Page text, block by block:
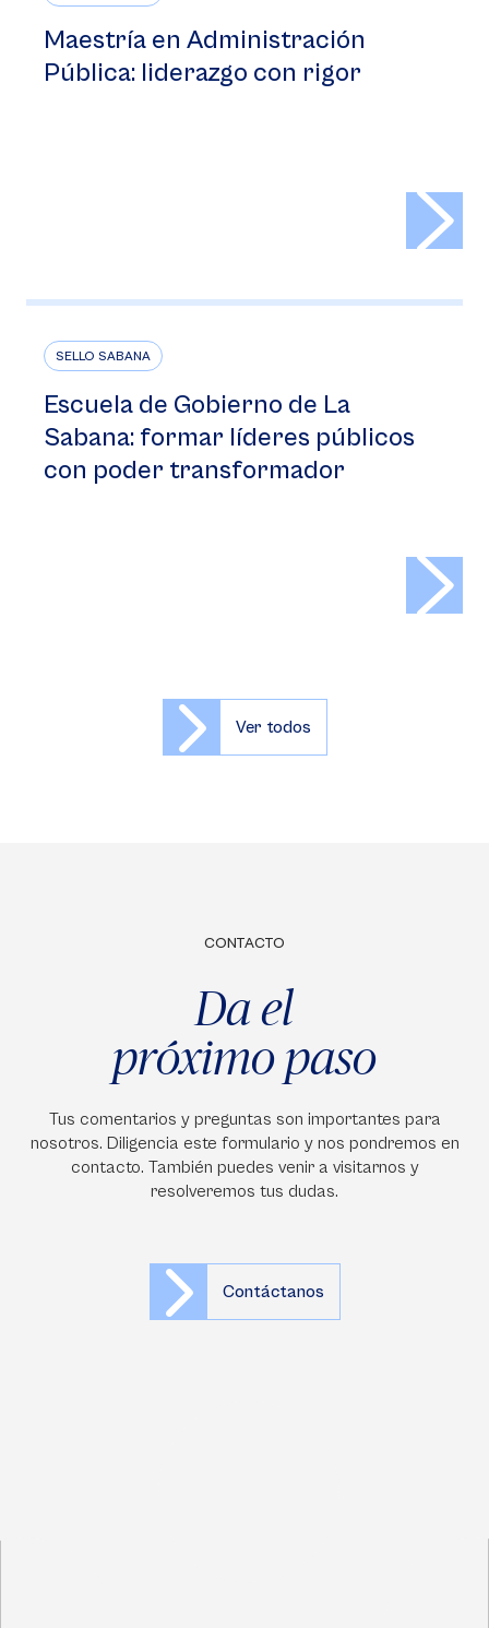
Maestría en Administración
Pública: liderazgo con rigor
SELLO SABANA
Escuela de Gobierno de La
Sabana: formar líderes públicos
con poder transformador
Ver todos
CONTACTO
Da el
próximo paso
Tus comentarios y preguntas son importantes para
nosotros. Diligencia este formulario y nos pondremos en
contacto. También puedes venir a visitarnos y
resolveremos tus dudas.
Contáctanos